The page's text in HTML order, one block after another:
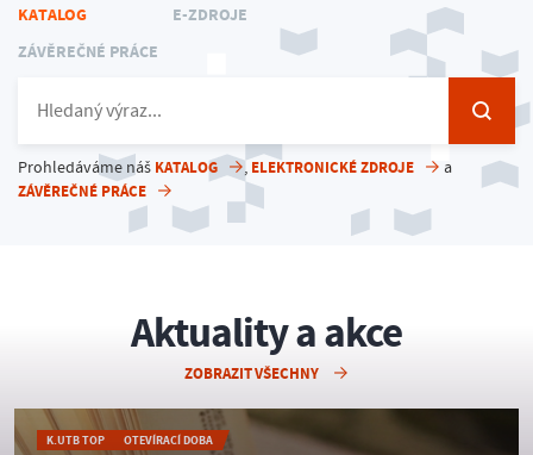
KATALOG
E-ZDROJE
ZÁVĚREČNÉ PRÁCE
Prohledáváme náš KATALOG , ELEKTRONICKÉ ZDROJE
a
ZÁVĚREČNÉ PRÁCE
Aktuality a akce
ZOBRAZIT VŠECHNY
K.UTB TOP OTEVÍRACÍ DOBA